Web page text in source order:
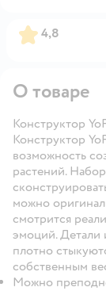
Рейтинг:
4,8
О товаре
Конструктор
Конструктор
возможность
растений.
можно
смотрится
эмоций. Детали
плотно
собственным
Можно